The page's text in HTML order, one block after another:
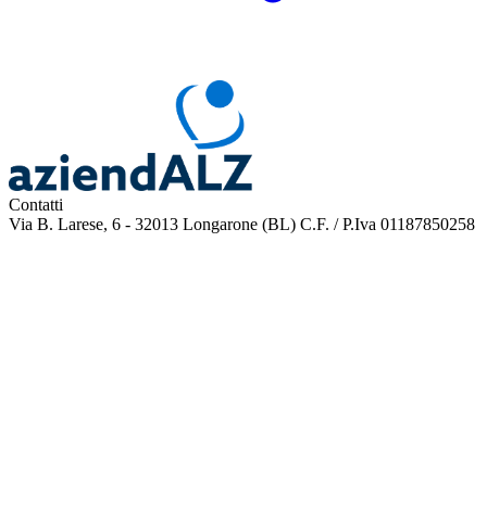
Contatti
Via B. Larese, 6 - 32013 Longarone (BL) C.F. / P.Iva 01187850258